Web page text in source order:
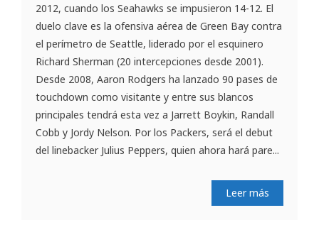
2012, cuando los Seahawks se impusieron 14-12. El
duelo clave es la ofensiva aérea de Green Bay contra
el perímetro de Seattle, liderado por el esquinero
Richard Sherman (20 intercepciones desde 2001).
Desde 2008, Aaron Rodgers ha lanzado 90 pases de
touchdown como visitante y entre sus blancos
principales tendrá esta vez a Jarrett Boykin, Randall
Cobb y Jordy Nelson. Por los Packers, será el debut
del linebacker Julius Peppers, quien ahora hará pare...
Leer más